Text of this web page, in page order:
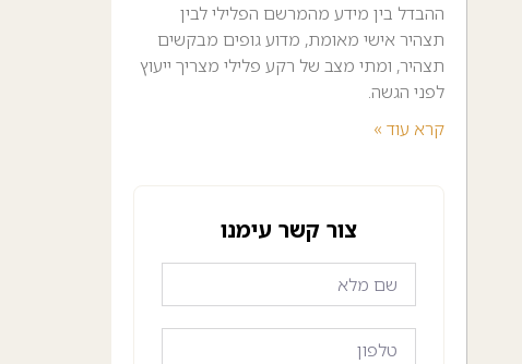
ההבדל בין מידע מהמרשם הפלילי לבין
תצהיר אישי מאומת, מדוע גופים מבקשים
תצהיר, ומתי מצב של רקע פלילי מצריך ייעוץ
לפני הגשה.
קרא עוד »
צור קשר עימנו